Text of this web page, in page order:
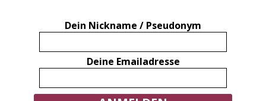
Dein Nickname / Pseudonym
Deine Emailadresse